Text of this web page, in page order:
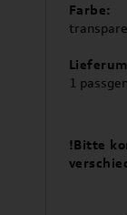
Farbe:
1
!Bitte